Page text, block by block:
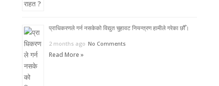
प्राधिकरणले गर्न नसकेको विद्युत चुहावट नियन्त्रण हामीले गरेका छौँ।
2 months ago No Comments
Read More »